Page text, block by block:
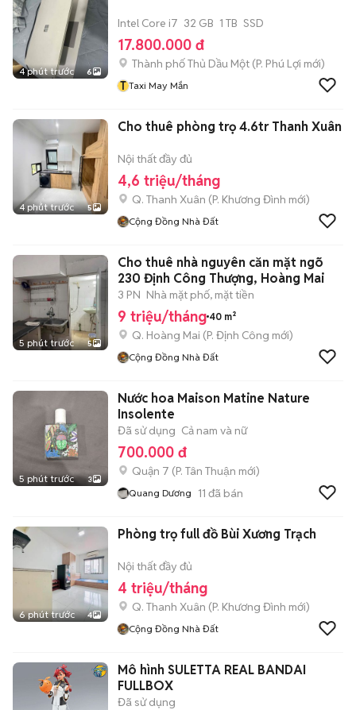
4 phút trước 6
Intel Core i7 32 GB 1 TB SSD
17.800.000 đ
Thành phố Thủ Dầu Một (P. Phú Lợi mới)
T Taxi May Mắn
4 phút trước 5
Cho thuê phòng trọ 4.6tr Thanh Xuân
Nội thất đầy đủ
4,6 triệu/tháng
Q. Thanh Xuân (P. Khương Đình mới)
Cộng Đồng Nhà Đất
5 phút trước 5
Cho thuê nhà nguyên căn mặt ngõ
230 Định Công Thượng, Hoàng Mai
3 PN Nhà mặt phố, mặt tiền
9 triệu/tháng 40 m²
Q. Hoàng Mai (P. Định Công mới)
Cộng Đồng Nhà Đất
5 phút trước 3
Nước hoa Maison Matine Nature
Insolente
Đã sử dụng Cả nam và nữ
700.000 đ
Quận 7 (P. Tân Thuận mới)
Quang Dương 11 đã bán
6 phút trước 4
Phòng trọ full đồ Bùi Xương Trạch
Nội thất đầy đủ
4 triệu/tháng
Q. Thanh Xuân (P. Khương Đình mới)
Cộng Đồng Nhà Đất
Mô hình SULETTA REAL BANDAI
FULLBOX
Đã sử dụng